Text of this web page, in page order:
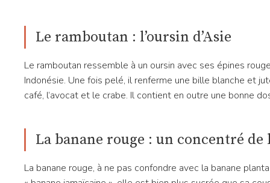
Le ramboutan : l’oursin d’Asie
Le ramboutan ressemble à un oursin avec ses épines
Indonésie. Une fois pelé, il renferme une bille blanche et
café, l’avocat et le crabe. Il contient en outre une bonne
La banane rouge : un concentré
La banane rouge, à ne pas confondre avec la banane